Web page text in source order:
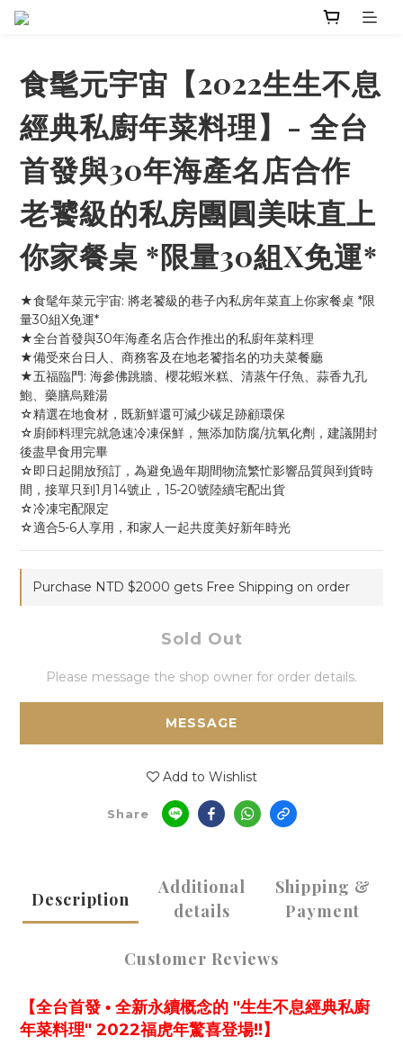
食髦元宇宙【2022生生不息
經典私廚年菜料理】- 全台
首發與30年海產名店合作
老饕級的私房團圓美味直上
你家餐桌 *限量30組X免運*
★食髦年菜元宇宙: 將老饕級的巷子內私房年菜直上你家餐桌 *限
量30組X免運*
★全台首發與30年海產名店合作推出的私廚年菜料理
★備受來台日人、商務客及在地老饕指名的功夫菜餐廳
★五福臨門: 海參佛跳牆、櫻花蝦米糕、清蒸午仔魚、蒜香九孔
鮑、藥膳烏雞湯
☆精選在地食材，既新鮮還可減少碳足跡顧環保
☆廚師料理完就急速冷凍保鮮，無添加防腐/抗氧化劑，建議開封
後盡早食用完畢
☆即日起開放預訂，為避免過年期間物流繁忙影響品質與到貨時
間，接單只到1月14號止，15-20號陸續宅配出貨
☆冷凍宅配限定
☆適合5-6人享用，和家人一起共度美好新年時光
Purchase NTD $2000 gets Free Shipping on order
Sold Out
Please message the shop owner for order details.
MESSAGE
Add to Wishlist
Share
Description
Additional
details
Shipping &
Payment
Customer Reviews
【全台首發 • 全新永續概念的 "生生不息經典私廚
年菜料理" 2022福虎年驚喜登場!! 】